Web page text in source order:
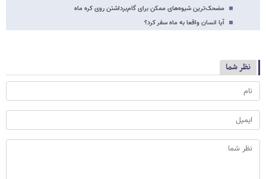
مضحک‌ترین شیوه‌های ممکن برای گام‌برداشتن روی کره ماه
آیا انسان واقعا به ماه سفر کرد؟
نظر شما